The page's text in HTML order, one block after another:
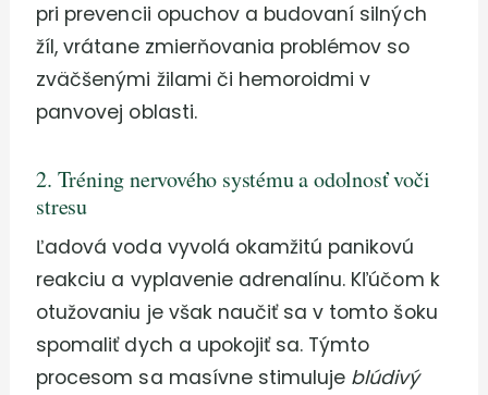
pri prevencii opuchov a budovaní silných
žíl, vrátane zmierňovania problémov so
zväčšenými žilami či hemoroidmi v
panvovej oblasti.
2. Tréning nervového systému a odolnosť voči
stresu
Ľadová voda vyvolá okamžitú panikovú
reakciu a vyplavenie adrenalínu. Kľúčom k
otužovaniu je však naučiť sa v tomto šoku
spomaliť dych a upokojiť sa. Týmto
procesom sa masívne stimuluje blúdivý